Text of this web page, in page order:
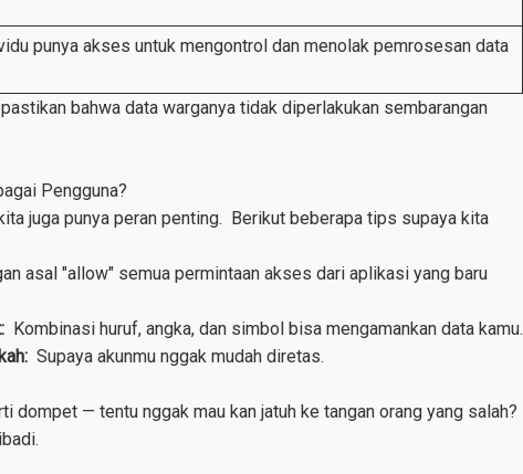
punya akses untuk mengontrol dan menolak pemrosesan data
bahwa data warganya tidak diperlakukan sembarangan
Pengguna?
juga punya peran penting. Berikut beberapa tips supaya kita
asal "allow" semua permintaan akses dari aplikasi yang baru
Kombinasi huruf, angka, dan simbol bisa mengamankan data kamu.
Supaya akunmu nggak mudah diretas.
dompet — tentu nggak mau kan jatuh ke tangan orang yang salah?